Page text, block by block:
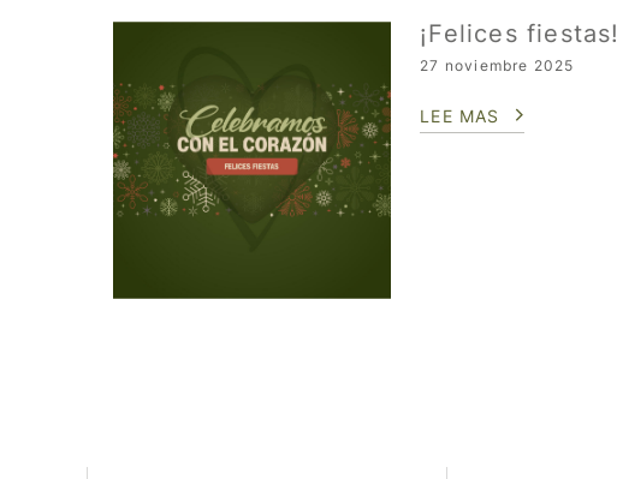
¡Felices fiestas!
27 noviembre 2025
LEE MAS